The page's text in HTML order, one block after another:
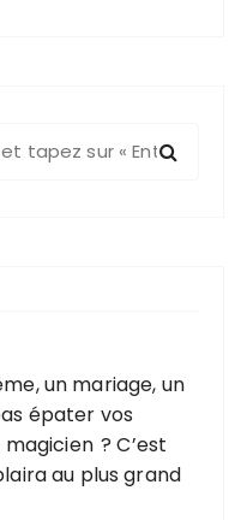
un mariage, un
épater vos
? C’est
au plus grand